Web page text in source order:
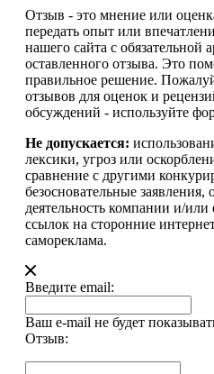
Отзыв - это мнение или
передать опыт или
нашего сайта с обязательной
оставленного отзыва. Это
правильное решение.
отзывов для оценок и
обсуждений - используйте
Не допускается:
лексики, угроз или
сравнение с другими
безосновательные
деятельность компании и/
ссылок на сторонние
самореклама.
Введите email:
Ваш e-mail не будет
Отзыв: